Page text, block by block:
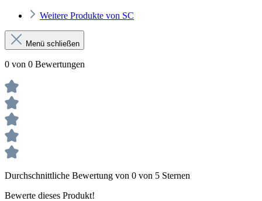
Weitere Produkte von SC
Menü schließen
0 von 0 Bewertungen
Durchschnittliche Bewertung von 0 von 5 Sternen
Bewerte dieses Produkt!